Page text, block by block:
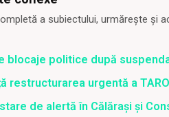
a subiectului, urmărește și
blocaje politice după
restructurarea urgentă a
de alertă în Călărași și